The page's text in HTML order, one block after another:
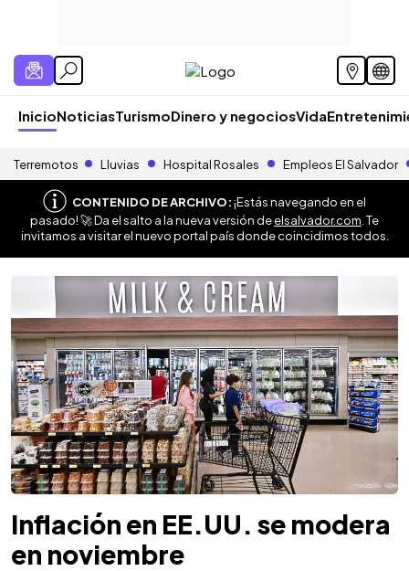
InicioNoticiasTurismoDinero y negociosVida
Terremotos Lluvias Hospital Rosales Empleos El Salvador
CONTENIDO DE ARCHIVO:¡Estás navegando en el
pasado! 🚀 Da el salto a la nueva versión deelsalvador.com . Te
invitamos a visitar el nuevo portal país donde coincidimos todos.
Inflación en EE.UU. se modera
en noviembre